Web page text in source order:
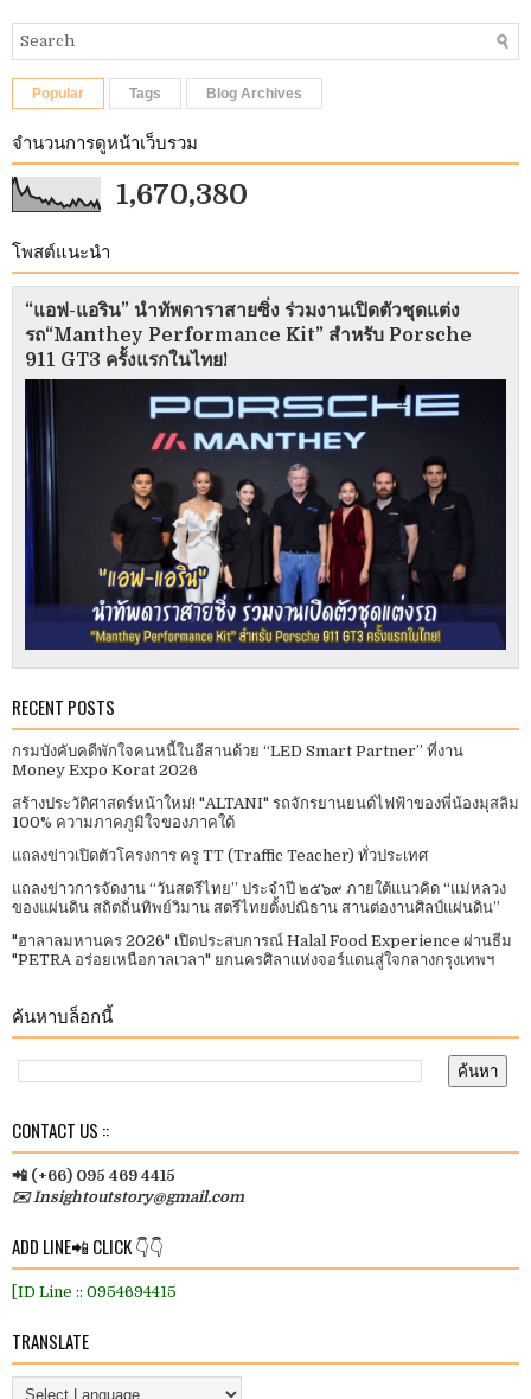
Popular Tags Blog Archives
จำนวนการดูหน้าเว็บรวม
1,670,380
โพสต์แนะนำ
“แอฟ-แอริน” นำทัพดาราสายซิ่ง ร่วมงานเปิดตัวชุดแต่ง
รถ“Manthey Performance Kit” สำหรับ Porsche
911 GT3 ครั้งแรกในไทย!
RECENT POSTS
กรมบังคับคดีพักใจคนหนี้ในอีสานด้วย “LED Smart Partner” ที่งาน
Money Expo Korat 2026
สร้างประวัติศาสตร์หน้าใหม่! "ALTANI" รถจักรยานยนต์ไฟฟ้าของพี่น้องมุสลิม
100% ความภาคภูมิใจของภาคใต้
แถลงข่าวเปิดตัวโครงการ ครู TT (Traffic Teacher) ทั่วประเทศ​
แถลงข่าวการจัดงาน “วันสตรีไทย” ประจําปี ๒๕๖๙ ภายใต้แนวคิด “แม่หลวง
ของแผ่นดิน สถิตถิ่นทิพย์วิมาน สตรีไทยตั้งปณิธาน สานต่องานศิลป์แผ่นดิน”
"ฮาลาลมหานคร 2026" เปิดประสบการณ์ Halal Food Experience ผ่านธีม
"PETRA อร่อยเหนือกาลเวลา" ยกนครศิลาแห่งจอร์แดนสู่ใจกลางกรุงเทพฯ
ค้นหาบล็อกนี้
CONTACT US ::
📲 (+66) 095 469 4415
✉️ Insightoutstory@gmail.com
ADD LINE📲 CLICK 👇👇
[ID Line :: 0954694415
TRANSLATE